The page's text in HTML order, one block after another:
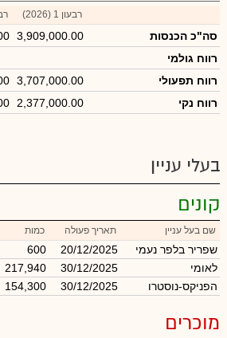
רבעון 1 (2026)
סה"כ הכנסות 3,909,000.00
רווח גולמי
רווח תפעולי
3,707,000.00
רווח נקי
2,377,000.00
בעלי עניין
קונים
שם בעל עניין תאריך פעולה כמות
שפריר בלפר נעמי 20/12/2025
600
לאומי
30/12/2025
217,940
הפניקס-נוסטרו
30/12/2025
154,300
מוכרים